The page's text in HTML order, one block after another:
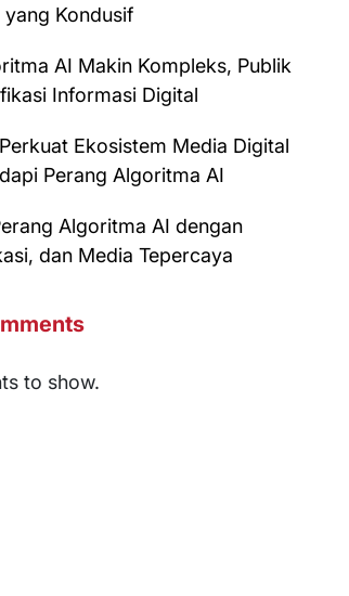
yang Kondusif
AI Makin Kompleks, Publik
Informasi Digital
Ekosistem Media Digital
Perang Algoritma AI
Algoritma AI dengan
dan Media Tepercaya
to show.